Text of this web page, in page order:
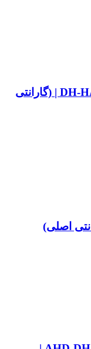
دوربین مداربسته | DH-HAC-HFW1200DP | (گارانتی